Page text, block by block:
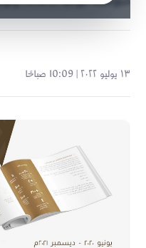
١٣ يوليو ٢٠٢٢ | 10:09 صباحًا